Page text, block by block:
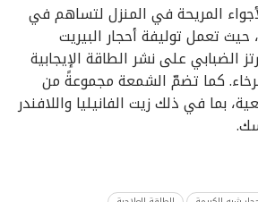
المريحة في المنزل لتساهم في
حيث تعمل توليفة أحجار البيريت
الضبابي على نشر الطاقة الإيجابية
كما تضمّ الشمعة مجموعةً من
بما في ذلك زيت الفانيليا واللافندر